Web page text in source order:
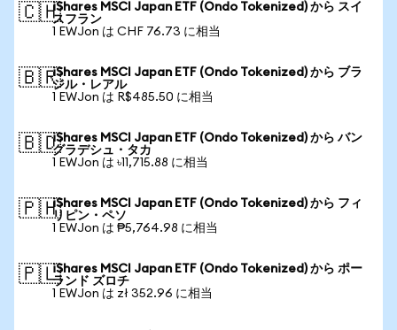
🇨🇭iShares MSCI Japan ETF (Ondo Tokenized) から スイ
スフラン
1 EWJon は CHF 76.73 に相当
🇧🇷iShares MSCI Japan ETF (Ondo Tokenized) から ブラ
ジル・レアル
1 EWJon は R$485.50 に相当
🇧🇩iShares MSCI Japan ETF (Ondo Tokenized) から バン
グラデシュ・タカ
1 EWJon は ৳11,715.88 に相当
🇵🇭iShares MSCI Japan ETF (Ondo Tokenized) から フィ
リピン・ペソ
1 EWJon は ₱5,764.98 に相当
🇵🇱iShares MSCI Japan ETF (Ondo Tokenized) から ポー
ランド ズロチ
1 EWJon は zł 352.96 に相当